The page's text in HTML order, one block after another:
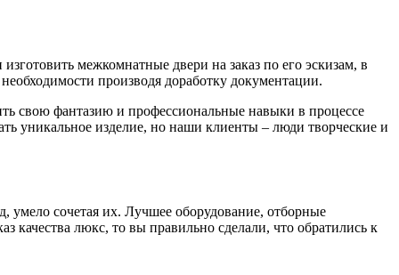
межкомнатные двери на заказ по его эскизам, в
производя доработку документации.
свою фантазию и профессиональные навыки в процессе
уникальное изделие, но наши клиенты – люди творческие и
умело сочетая их. Лучшее оборудование, отборные
люкс, то вы правильно сделали, что обратились к